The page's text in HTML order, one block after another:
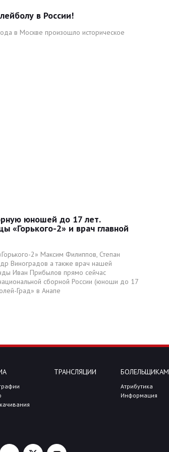
в России!
в Москве произошло историческое
юношей до 17 лет.
«Горького-2» и врач главной
2» Максим Филиппов, Степан
Виноградов а также врач нашей
Иван Прибылов прямо сейчас
сборной России (юноши до 17
Град» в Анапе
ТРАНСЛЯЦИИ БОЛЕЛЬЩИКАМ
Атрибутика
Информация